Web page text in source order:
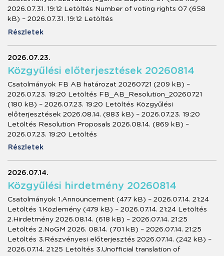
2026.07.31. 19:12 Letöltés Number of voting rights 07 (658
kB) – 2026.07.31. 19:12 Letöltés
Részletek
2026.07.23.
Közgyűlési előterjesztések 20260814
Csatolmányok FB AB határozat 20260721 (209 kB) –
2026.07.23. 19:20 Letöltés FB_AB_Resolution_20260721
(180 kB) – 2026.07.23. 19:20 Letöltés Közgyűlési
előterjesztések 2026.08.14. (883 kB) – 2026.07.23. 19:20
Letöltés Resolution Proposals 2026.08.14. (869 kB) –
2026.07.23. 19:20 Letöltés
Részletek
2026.07.14.
Közgyűlési hirdetmény 20260814
Csatolmányok 1.Announcement (477 kB) – 2026.07.14. 21:24
Letöltés 1.Közlemény (479 kB) – 2026.07.14. 21:24 Letöltés
2.Hirdetmény 2026.08.14. (618 kB) – 2026.07.14. 21:25
Letöltés 2.NoGM 2026. 08.14. (701 kB) – 2026.07.14. 21:25
Letöltés 3.Részvényesi előterjesztés 2026.07.14. (242 kB) –
2026.07.14. 21:25 Letöltés 3.Unofficial translation of